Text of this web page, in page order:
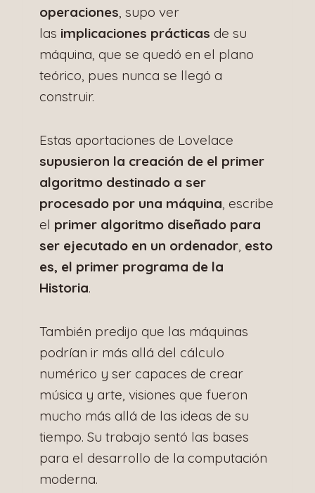
operaciones , supo ver
las implicaciones prácticas de su
máquina, que se quedó en el plano
teórico, pues nunca se llegó a
construir.
Estas aportaciones de Lovelace
supusieron la creación de el primer
algoritmo destinado a ser
procesado por una máquina , escribe
el primer algoritmo diseñado para
ser ejecutado en un ordenador esto
es, el primer programa de la
Historia.
También predijo que las máquinas
podrían ir más allá del cálculo
numérico y ser capaces de crear
música y arte, visiones que fueron
mucho más allá de las ideas de su
tiempo. Su trabajo sentó las bases
para el desarrollo de la computación
moderna.